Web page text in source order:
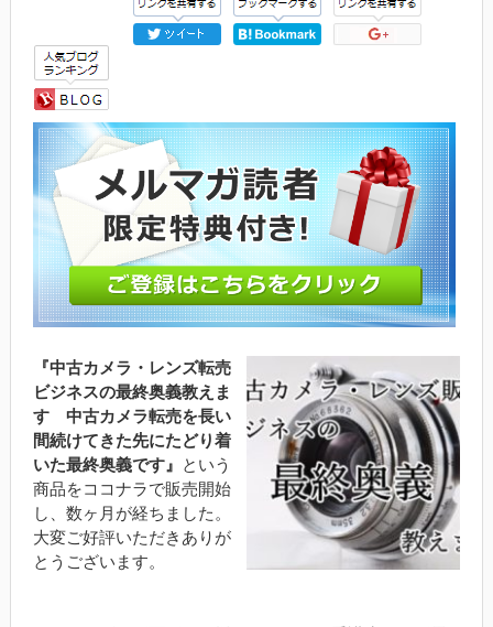
『中古カメラ・レンズ転売
ビジネスの最終奥義教えま
す 中古カメラ転売を長い
間続けてきた先にたどり着
いた最終奥義です』 という
商品をココナラで販売開始
し、数ヶ月が経ちました。
大変ご好評いただきありが
とうございます。